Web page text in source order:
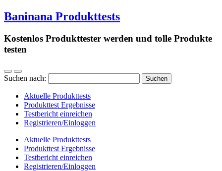
Baninana Produkttests
Kostenlos Produkttester werden und tolle Produkte
testen
Suchen nach:
Aktuelle Produkttests
Produkttest Ergebnisse
Testbericht einreichen
Registrieren/Einloggen
Aktuelle Produkttests
Produkttest Ergebnisse
Testbericht einreichen
Registrieren/Einloggen